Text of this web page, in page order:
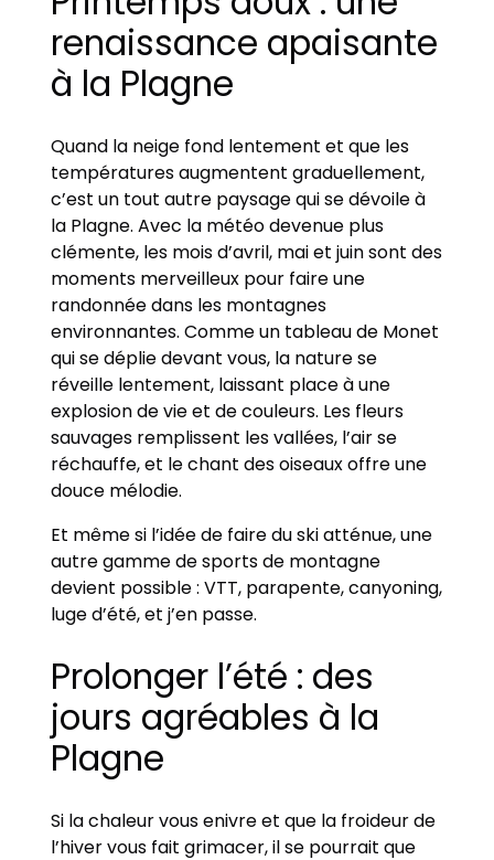
renaissance apaisante
à la Plagne
Quand la neige fond lentement et que les
températures augmentent graduellement,
c’est un tout autre paysage qui se dévoile à
la Plagne. Avec la météo devenue plus
clémente, les mois d’avril, mai et juin sont des
moments merveilleux pour faire une
randonnée dans les montagnes
environnantes. Comme un tableau de Monet
qui se déplie devant vous, la nature se
réveille lentement, laissant place à une
explosion de vie et de couleurs. Les fleurs
sauvages remplissent les vallées, l’air se
réchauffe, et le chant des oiseaux offre une
douce mélodie.
Et même si l’idée de faire du ski atténue, une
autre gamme de sports de montagne
devient possible : VTT, parapente, canyoning,
luge d’été, et j’en passe.
Prolonger l’été : des
jours agréables à la
Plagne
Si la chaleur vous enivre et que la froideur de
l’hiver vous fait grimacer, il se pourrait que